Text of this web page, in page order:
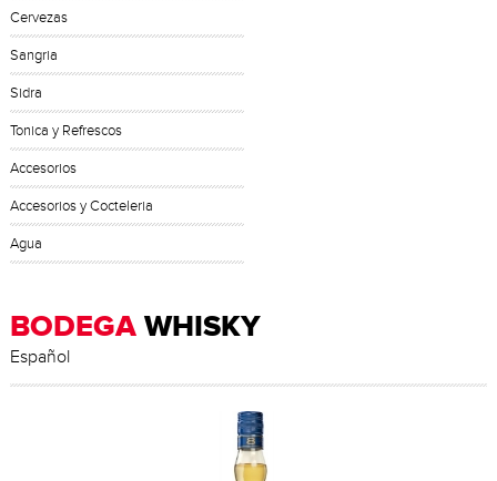
Cervezas
Sangria
Sidra
Tonica y Refrescos
Accesorios
Accesorios y Cocteleria
Agua
BODEGA WHISKY
Español